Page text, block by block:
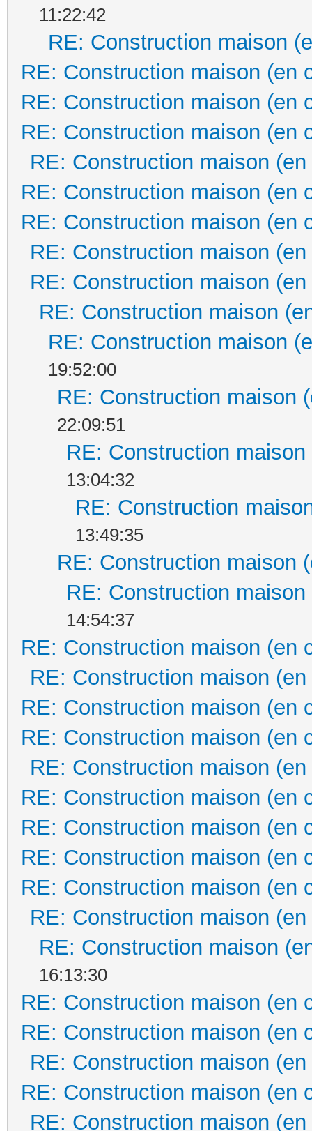
11:22:42
RE: Construction maison
RE: Construction maison (en
RE: Construction maison (en
RE: Construction maison (en
RE: Construction maison
RE: Construction maison (en
RE: Construction maison (en
RE: Construction maison
RE: Construction maison
RE: Construction maison
RE: Construction maison
19:52:00
RE: Construction maison
22:09:51
RE: Construction
13:04:32
RE: Construction
13:49:35
RE: Construction maison
RE: Construction
14:54:37
RE: Construction maison (en
RE: Construction maison
RE: Construction maison (en
RE: Construction maison (en
RE: Construction maison
RE: Construction maison (en
RE: Construction maison (en
RE: Construction maison (en
RE: Construction maison (en
RE: Construction maison
RE: Construction maison
16:13:30
RE: Construction maison (en
RE: Construction maison (en
RE: Construction maison
RE: Construction maison (en
RE: Construction maison